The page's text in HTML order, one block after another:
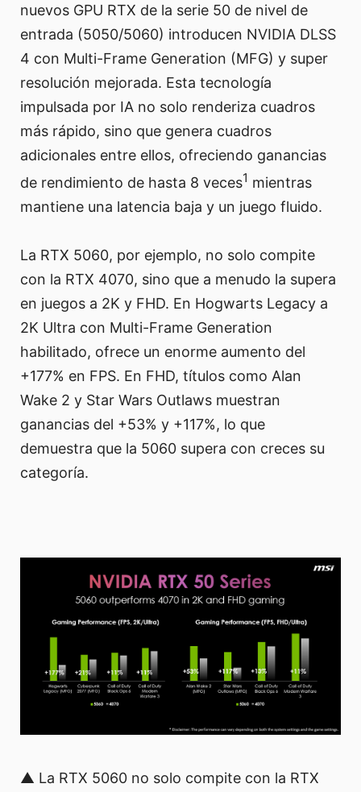
nuevos GPU RTX de la serie 50 de nivel de
entrada (5050/5060) introducen NVIDIA DLSS
4 con Multi-Frame Generation (MFG) y super
resolución mejorada. Esta tecnología
impulsada por IA no solo renderiza cuadros
más rápido, sino que genera cuadros
adicionales entre ellos, ofreciendo ganancias
de rendimiento de hasta 8 veces1 mientras
mantiene una latencia baja y un juego fluido.
La RTX 5060, por ejemplo, no solo compite
con la RTX 4070, sino que a menudo la supera
en juegos a 2K y FHD. En Hogwarts Legacy a
2K Ultra con Multi-Frame Generation
habilitado, ofrece un enorme aumento del
+177% en FPS. En FHD, títulos como Alan
Wake 2 y Star Wars Outlaws muestran
ganancias del +53% y +117%, lo que
demuestra que la 5060 supera con creces su
categoría.
▲ La RTX 5060 no solo compite con la RTX